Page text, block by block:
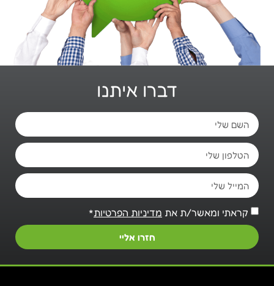
דברו איתנו
קראתי ומאשר/ת את מדיניות הפרטיות*
חזרו אליי